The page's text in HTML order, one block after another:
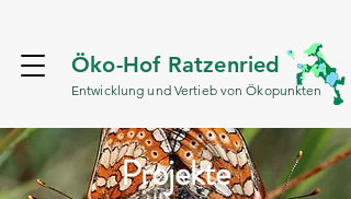
Öko-Hof Ratzenried
Entwicklung und Vertieb von Ökopunkten
Projekte